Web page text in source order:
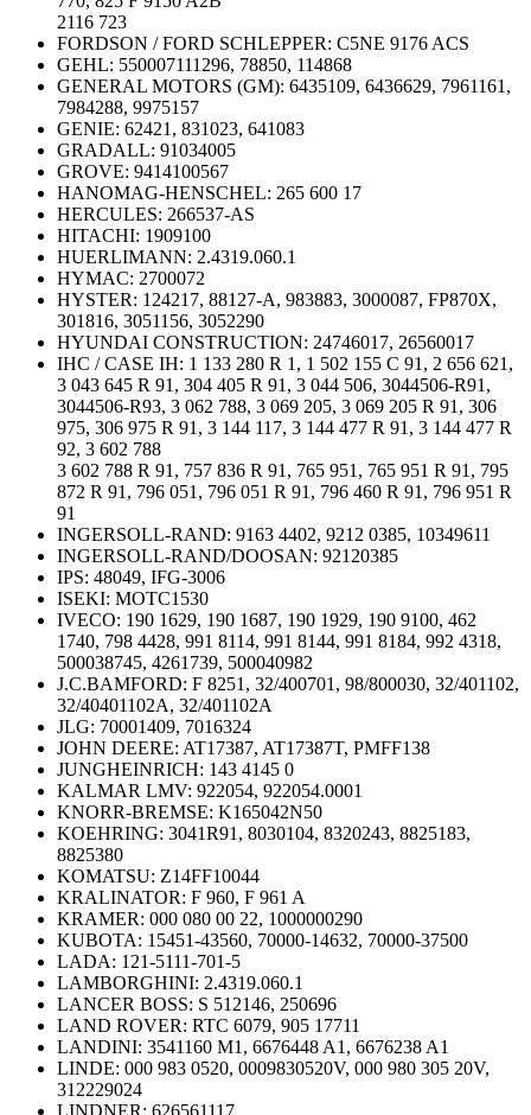
2116 723
FORDSON / FORD SCHLEPPER: C5NE 9176 ACS
GEHL: 550007111296, 78850, 114868
GENERAL MOTORS (GM): 6435109, 6436629, 7961161,
7984288, 9975157
GENIE: 62421, 831023, 641083
GRADALL: 91034005
GROVE: 9414100567
HANOMAG-HENSCHEL: 265 600 17
HERCULES: 266537-AS
HITACHI: 1909100
HUERLIMANN: 2.4319.060.1
HYMAC: 2700072
HYSTER: 124217, 88127-A, 983883, 3000087, FP870X,
301816, 3051156, 3052290
HYUNDAI CONSTRUCTION: 24746017, 26560017
IHC / CASE IH: 1 133 280 R 1, 1 502 155 C 91, 2 656 621,
3 043 645 R 91, 304 405 R 91, 3 044 506, 3044506-R91,
3044506-R93, 3 062 788, 3 069 205, 3 069 205 R 91, 306
975, 306 975 R 91, 3 144 117, 3 144 477 R 91, 3 144 477 R
92, 3 602 788
3 602 788 R 91, 757 836 R 91, 765 951, 765 951 R 91, 795
872 R 91, 796 051, 796 051 R 91, 796 460 R 91, 796 951 R
91
INGERSOLL-RAND: 9163 4402, 9212 0385, 10349611
INGERSOLL-RAND/DOOSAN: 92120385
IPS: 48049, IFG-3006
ISEKI: MOTC1530
IVECO: 190 1629, 190 1687, 190 1929, 190 9100, 462
1740, 798 4428, 991 8114, 991 8144, 991 8184, 992 4318,
500038745, 4261739, 500040982
J.C.BAMFORD: F 8251, 32/400701, 98/800030, 32/401102,
32/40401102A, 32/401102A
JLG: 70001409, 7016324
JOHN DEERE: AT17387, AT17387T, PMFF138
JUNGHEINRICH: 143 4145 0
KALMAR LMV: 922054, 922054.0001
KNORR-BREMSE: K165042N50
KOEHRING: 3041R91, 8030104, 8320243, 8825183,
8825380
KOMATSU: Z14FF10044
KRALINATOR: F 960, F 961 A
KRAMER: 000 080 00 22, 1000000290
KUBOTA: 15451-43560, 70000-14632, 70000-37500
LADA: 121-5111-701-5
LAMBORGHINI: 2.4319.060.1
LANCER BOSS: S 512146, 250696
LAND ROVER: RTC 6079, 905 17711
LANDINI: 3541160 M1, 6676448 A1, 6676238 A1
LINDE: 000 983 0520, 0009830520V, 000 980 305 20V,
312229024